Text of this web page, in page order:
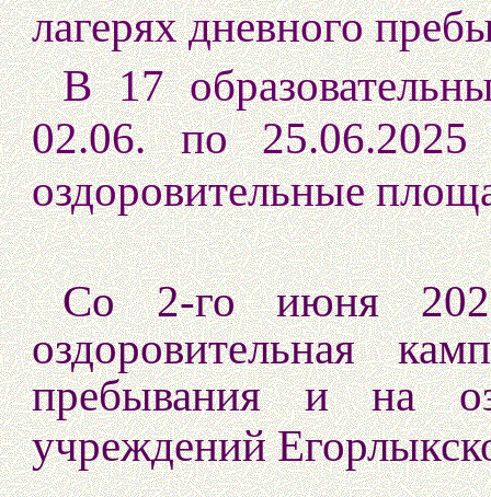
лагерях дневного
В 17
02.06. по
оздоровительные
Со 2-го июня 2025
оздоровительная
пребывания и на
учреждений